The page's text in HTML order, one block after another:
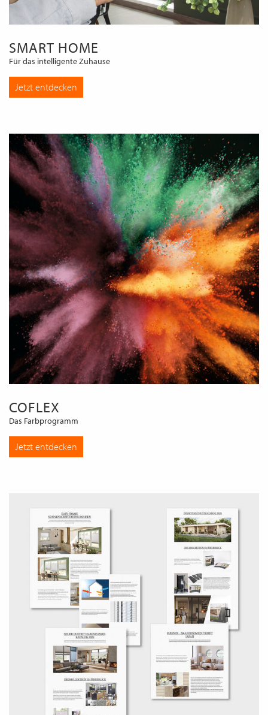
SMART HOME
Für das intelligente Zuhause
Jetzt entdecken
COFLEX
Das Farbprogramm
Jetzt entdecken